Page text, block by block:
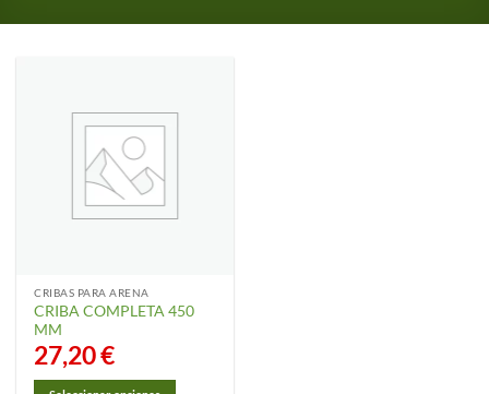
CRIBAS PARA ARENA
CRIBA COMPLETA 450
MM
27,20€